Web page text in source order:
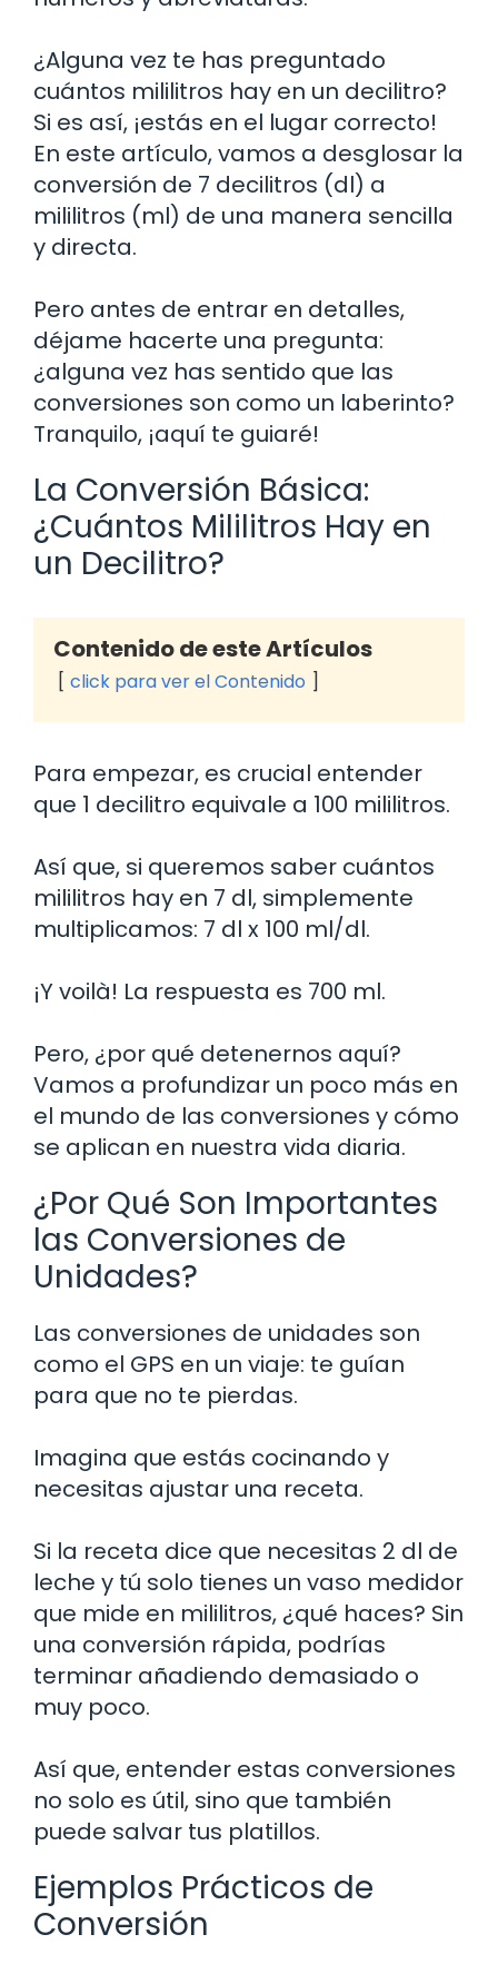
¿Alguna vez te has preguntado
cuántos mililitros hay en un decilitro?
Si es así, ¡estás en el lugar correcto!
En este artículo, vamos a desglosar la
conversión de 7 decilitros (dl) a
mililitros (ml) de una manera sencilla
y directa.
Pero antes de entrar en detalles,
déjame hacerte una pregunta:
¿alguna vez has sentido que las
conversiones son como un laberinto?
Tranquilo, ¡aquí te guiaré!
La Conversión Básica:
¿Cuántos Mililitros Hay en
un Decilitro?
Contenido de este Artículos
click para ver el Contenido
Para empezar, es crucial entender
que 1 decilitro equivale a 100 mililitros.
Así que, si queremos saber cuántos
mililitros hay en 7 dl, simplemente
multiplicamos: 7 dl x 100 ml/dl.
¡Y voilà! La respuesta es 700 ml.
Pero, ¿por qué detenernos aquí?
Vamos a profundizar un poco más en
el mundo de las conversiones y cómo
se aplican en nuestra vida diaria.
¿Por Qué Son Importantes
las Conversiones de
Unidades?
Las conversiones de unidades son
como el GPS en un viaje: te guían
para que no te pierdas.
Imagina que estás cocinando y
necesitas ajustar una receta.
Si la receta dice que necesitas 2 dl de
leche y tú solo tienes un vaso medidor
que mide en mililitros, ¿qué haces? Sin
una conversión rápida, podrías
terminar añadiendo demasiado o
muy poco.
Así que, entender estas conversiones
no solo es útil, sino que también
puede salvar tus platillos.
Ejemplos Prácticos de
Conversión